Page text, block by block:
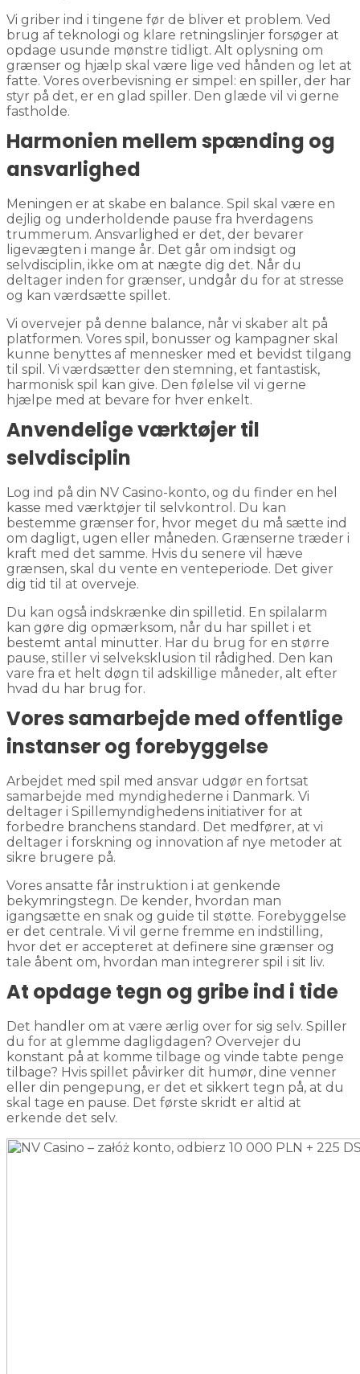
Vi griber ind i tingene før de bliver et problem. Ved
brug af teknologi og klare retningslinjer forsøger at
opdage usunde mønstre tidligt. Alt oplysning om
grænser og hjælp skal være lige ved hånden og let at
fatte. Vores overbevisning er simpel: en spiller, der har
styr på det, er en glad spiller. Den glæde vil vi gerne
fastholde.
Harmonien mellem spænding og
ansvarlighed
Meningen er at skabe en balance. Spil skal være en
dejlig og underholdende pause fra hverdagens
trummerum. Ansvarlighed er det, der bevarer
ligevægten i mange år. Det går om indsigt og
selvdisciplin, ikke om at nægte dig det. Når du
deltager inden for grænser, undgår du for at stresse
og kan værdsætte spillet.
Vi overvejer på denne balance, når vi skaber alt på
platformen. Vores spil, bonusser og kampagner skal
kunne benyttes af mennesker med et bevidst tilgang
til spil. Vi værdsætter den stemning, et fantastisk,
harmonisk spil kan give. Den følelse vil vi gerne
hjælpe med at bevare for hver enkelt.
Anvendelige værktøjer til
selvdisciplin
Log ind på din NV Casino-konto, og du finder en hel
kasse med værktøjer til selvkontrol. Du kan
bestemme grænser for, hvor meget du må sætte ind
om dagligt, ugen eller måneden. Grænserne træder i
kraft med det samme. Hvis du senere vil hæve
grænsen, skal du vente en venteperiode. Det giver
dig tid til at overveje.
Du kan også indskrænke din spilletid. En spilalarm
kan gøre dig opmærksom, når du har spillet i et
bestemt antal minutter. Har du brug for en større
pause, stiller vi selveksklusion til rådighed. Den kan
vare fra et helt døgn til adskillige måneder, alt efter
hvad du har brug for.
Vores samarbejde med offentlige
instanser og forebyggelse
Arbejdet med spil med ansvar udgør en fortsat
samarbejde med myndighederne i Danmark. Vi
deltager i Spillemyndighedens initiativer for at
forbedre branchens standard. Det medfører, at vi
deltager i forskning og innovation af nye metoder at
sikre brugere på.
Vores ansatte får instruktion i at genkende
bekymringstegn. De kender, hvordan man
igangsætte en snak og guide til støtte. Forebyggelse
er det centrale. Vi vil gerne fremme en indstilling,
hvor det er accepteret at definere sine grænser og
tale åbent om, hvordan man integrerer spil i sit liv.
At opdage tegn og gribe ind i tide
Det handler om at være ærlig over for sig selv. Spiller
du for at glemme dagligdagen? Overvejer du
konstant på at komme tilbage og vinde tabte penge
tilbage? Hvis spillet påvirker dit humør, dine venner
eller din pengepung, er det et sikkert tegn på, at du
skal tage en pause. Det første skridt er altid at
erkende det selv.